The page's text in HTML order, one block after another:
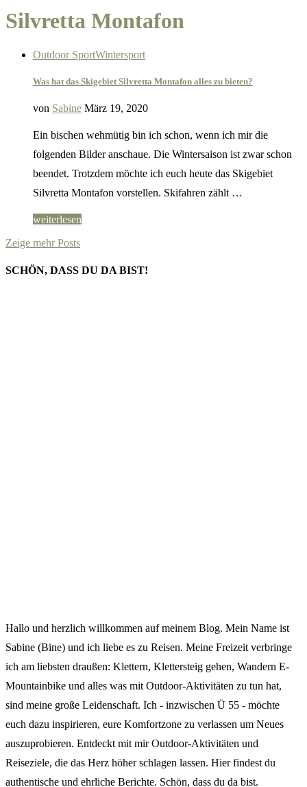
Silvretta Montafon
Outdoor SportWintersport
Was hat das Skigebiet Silvretta Montafon alles zu bieten?
von Sabine März 19, 2020
Ein bischen wehmütig bin ich schon, wenn ich mir die
folgenden Bilder anschaue. Die Wintersaison ist zwar schon
beendet. Trotzdem möchte ich euch heute das Skigebiet
Silvretta Montafon vorstellen. Skifahren zählt …
weiterlesen
Zeige mehr Posts
SCHÖN, DASS DU DA BIST!
Hallo und herzlich willkommen auf meinem Blog. Mein Name ist
Sabine (Bine) und ich liebe es zu Reisen. Meine Freizeit verbringe
ich am liebsten draußen: Klettern, Klettersteig gehen, Wandern E-
Mountainbike und alles was mit Outdoor-Aktivitäten zu tun hat,
sind meine große Leidenschaft. Ich - inzwischen Ü 55 - möchte
euch dazu inspirieren, eure Komfortzone zu verlassen um Neues
auszuprobieren. Entdeckt mit mir Outdoor-Aktivitäten und
Reiseziele, die das Herz höher schlagen lassen. Hier findest du
authentische und ehrliche Berichte. Schön, dass du da bist.